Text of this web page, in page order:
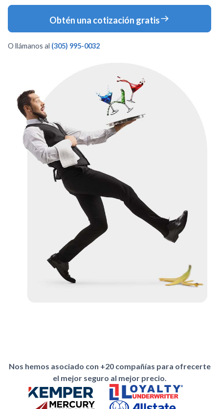
Obtén una cotización gratis
O llámanos al (305) 995-0032
Nos hemos asociado con +20 compañías para ofrecerte
el mejor seguro al mejor precio.